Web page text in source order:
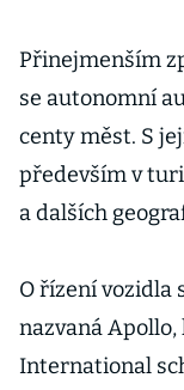
Přinejmenším
se autonomní
centy měst. S
především v
a dalších
O řízení vozidla
nazvaná Apollo,
International